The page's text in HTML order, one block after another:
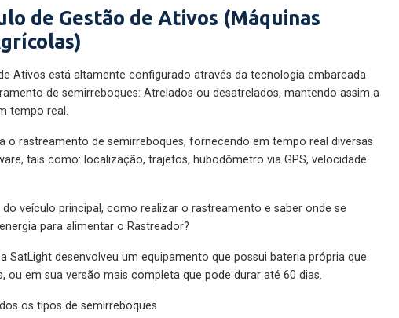
de Gestão de Ativos (Máquinas
Ativos está altamente configurado através da tecnologia embarcada
de semirreboques: Atrelados ou desatrelados, mantendo assim a
tempo real.
o rastreamento de semirreboques, fornecendo em tempo real diversas
tais como: localização, trajetos, hubodômetro via GPS, velocidade
veículo principal, como realizar o rastreamento e saber onde se
para alimentar o Rastreador?
SatLight desenvolveu um equipamento que possui bateria própria que
ou em sua versão mais completa que pode durar até 60 dias.
os tipos de semirreboques